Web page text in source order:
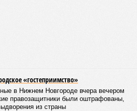
«гостеприимство»
в Нижнем Новгороде вчера вечером
правозащитники были оштрафованы,
из страны